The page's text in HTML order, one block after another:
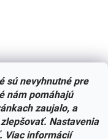
sú nevyhnutné pre
nám pomáhajú
zaujalo, a
Nastavenia
Viac informácií